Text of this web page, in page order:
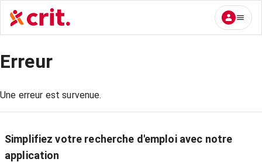
Erreur
Une erreur est survenue.
Simplifiez votre recherche d'emploi avec notre
application